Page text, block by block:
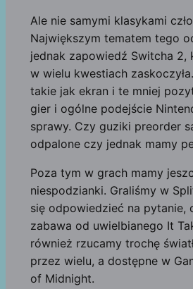
Ale nie samymi klasykami
Największym tematem tego
jednak zapowiedź Switcha 2,
w wielu kwestiach
takie jak ekran i te mniej
gier i ogólne podejście
sprawy. Czy guziki preorder
odpalone czy jednak mamy
Poza tym w grach mamy
niespodzianki. Graliśmy w
się odpowiedzieć na pytanie,
zabawa od uwielbianego It
również rzucamy trochę
przez wielu, a dostępne w
of Midnight.